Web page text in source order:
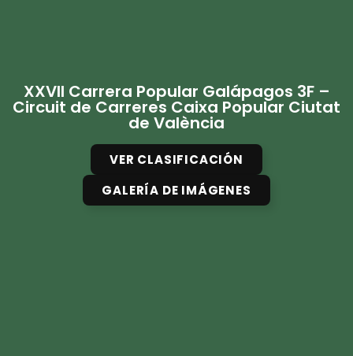
XXVII Carrera Popular Galápagos 3F –
Circuit de Carreres Caixa Popular Ciutat
de València
VER CLASIFICACIÓN
GALERÍA DE IMÁGENES